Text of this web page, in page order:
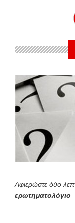
Αφιερώστε δύο
ερωτηματολόγιο